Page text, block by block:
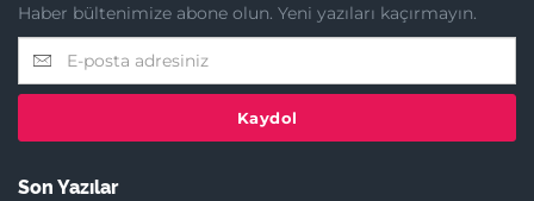
Haber bültenimize abone olun. Yeni yazıları kaçırmayın.
Kaydol
Son Yazılar